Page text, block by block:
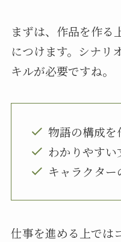
まずは、作品を作る
につけます。シナリ
キルが必要ですね。
物語の構成を
わかりやすい
キャラクター
仕事を進める上では